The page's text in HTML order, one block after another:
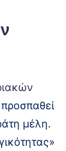
μέλη.